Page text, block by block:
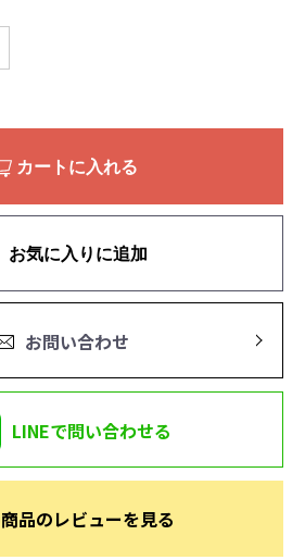
カートに入れる
お気に入りに追加
お問い合わせ
LINEで問い合わせる
品のレビューを見る